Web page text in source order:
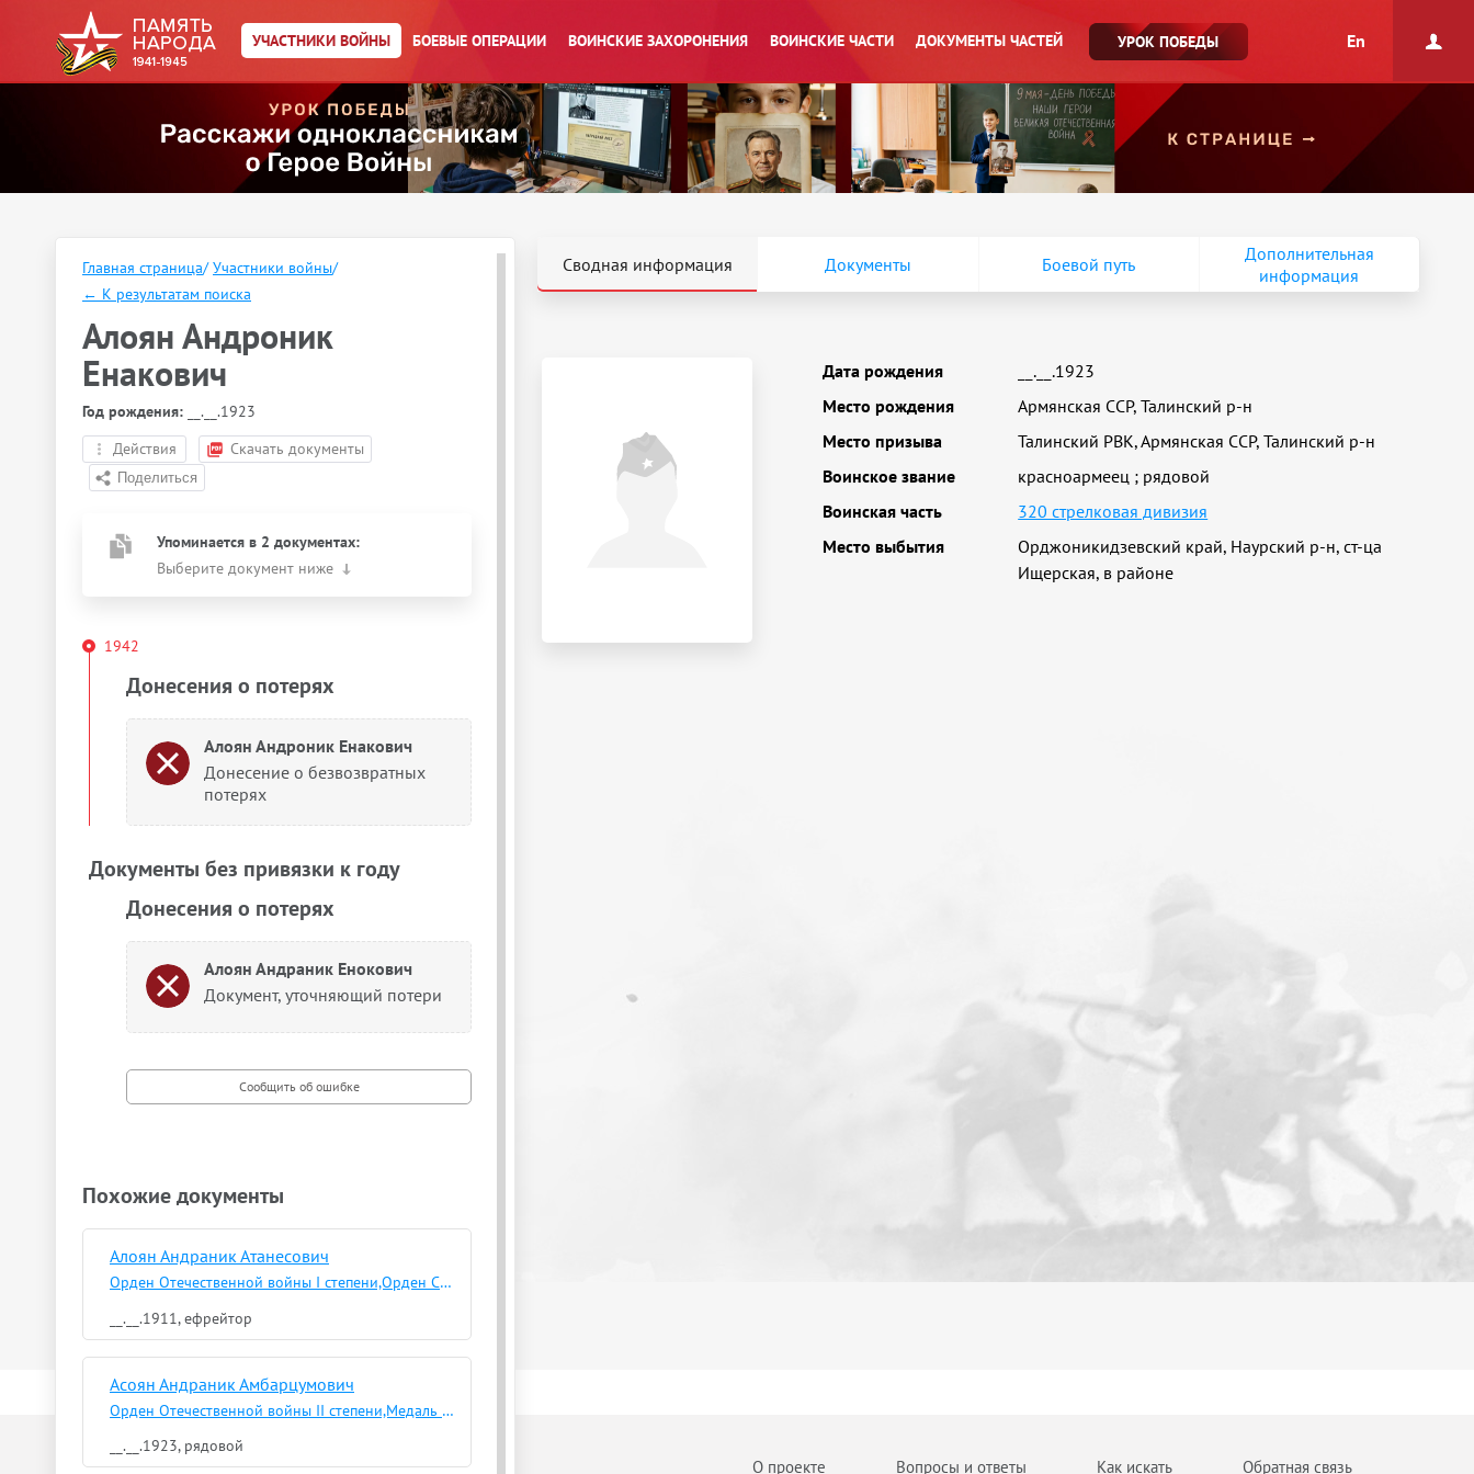
УЧАСТНИКИ ВОЙНЫ БОЕВЫЕ ОПЕРАЦИИ ВОИНСКИЕ ЗАХОРОНЕНИЯ ВОИНСКИЕ ЧАСТИ ДОКУМЕНТЫ ЧАСТЕЙ УРОК ПОБЕДЫ En
Главная страница/ Участники войны/
← К результатам поиска
Алоян Андроник
Енакович
Год рождения: __.__.1923
Действия
Скачать документы
Упоминается в 2 документах:
Выберите документ ниже
1942
Донесения о потерях
Алоян Андроник Енакович
Донесение о безвозвратных
потерях
Документы без привязки к году
Донесения о потерях
Алоян Андраник Енокович
Документ, уточняющий потери
Похожие документы
Алоян Андраник Атанесович
Орден Отечественной войны I степени,Орден Славы III степени,Медаль «За отвагу»
__.__.1911, ефрейтор
Асоян Андраник Амбарцумович
Орден Отечественной войны II степени,Медаль «За отвагу»
__.__.1923, рядовой
Сводная информация Документы Боевой путь
Дополнительная
информация
Дата рождения
__.__.1923
Место рождения
Армянская ССР, Талинский р-н
Место призыва
Талинский РВК, Армянская ССР, Талинский р-н
Воинское звание
красноармеец ; рядовой
Воинская часть
320 стрелковая дивизия
Место выбытия
Орджоникидзевский край, Наурский р-н, ст-ца
Ищерская, в районе
О проекте Вопросы и ответы Как искать Обратная связь